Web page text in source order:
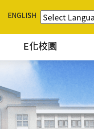
ENGLISH
E化校園